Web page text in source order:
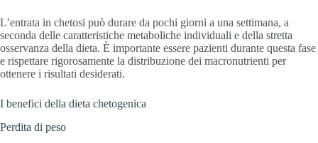
L’entrata in chetosi può durare da pochi giorni a una settimana, a
seconda delle caratteristiche metaboliche individuali e della stretta
osservanza della dieta. È importante essere pazienti durante questa fase
e rispettare rigorosamente la distribuzione dei macronutrienti per
ottenere i risultati desiderati.
I benefici della dieta chetogenica
Perdita di peso